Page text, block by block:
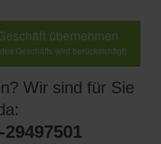
übernehmen
Geschäfts wird berücksichtigt)
Wir sind für Sie
29497501